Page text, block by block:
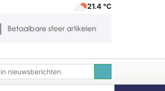
21.4 ℃